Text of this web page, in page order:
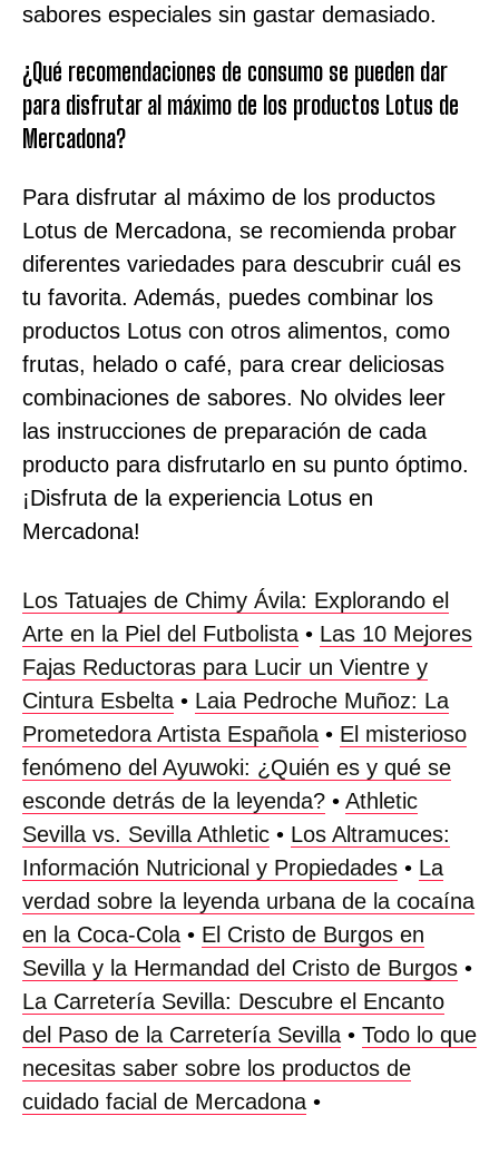
sabores especiales sin gastar demasiado.
¿Qué recomendaciones de consumo se pueden dar
para disfrutar al máximo de los productos Lotus de
Mercadona?
Para disfrutar al máximo de los productos
Lotus de Mercadona, se recomienda probar
diferentes variedades para descubrir cuál es
tu favorita. Además, puedes combinar los
productos Lotus con otros alimentos, como
frutas, helado o café, para crear deliciosas
combinaciones de sabores. No olvides leer
las instrucciones de preparación de cada
producto para disfrutarlo en su punto óptimo.
¡Disfruta de la experiencia Lotus en
Mercadona!
Los Tatuajes de Chimy Ávila: Explorando el
Arte en la Piel del Futbolista • Las 10 Mejores
Fajas Reductoras para Lucir un Vientre y
Cintura Esbelta • Laia Pedroche Muñoz: La
Prometedora Artista Española • El misterioso
fenómeno del Ayuwoki: ¿Quién es y qué se
esconde detrás de la leyenda? • Athletic
Sevilla vs. Sevilla Athletic • Los Altramuces:
Información Nutricional y Propiedades • La
verdad sobre la leyenda urbana de la cocaína
en la Coca-Cola • El Cristo de Burgos en
Sevilla y la Hermandad del Cristo de Burgos •
La Carretería Sevilla: Descubre el Encanto
del Paso de la Carretería Sevilla • Todo lo que
necesitas saber sobre los productos de
cuidado facial de Mercadona •